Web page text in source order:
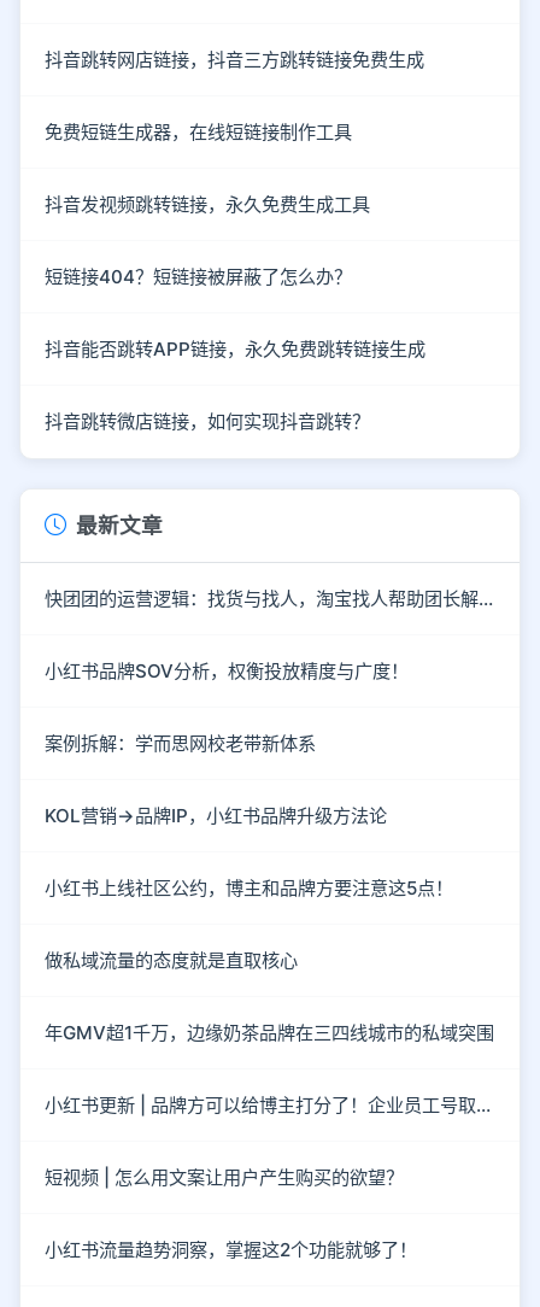
抖音跳转网店链接，抖音三方跳转链接免费生成
免费短链生成器，在线短链接制作工具
抖音发视频跳转链接，永久免费生成工具
短链接404？短链接被屏蔽了怎么办？
抖音能否跳转APP链接，永久免费跳转链接生成
抖音跳转微店链接，如何实现抖音跳转？
最新文章
快团团的运营逻辑：找货与找人，淘宝找人帮助团长解决货源
小红书品牌SOV分析，权衡投放精度与广度！
案例拆解：学而思网校老带新体系
KOL营销→品牌IP，小红书品牌升级方法论
小红书上线社区公约，博主和品牌方要注意这5点！
做私域流量的态度就是直取核心
年GMV超1千万，边缘奶茶品牌在三四线城市的私域突围
小红书更新 | 品牌方可以给博主打分了！企业员工号取消了！
短视频 | 怎么用文案让用户产生购买的欲望？
小红书流量趋势洞察，掌握这2个功能就够了！